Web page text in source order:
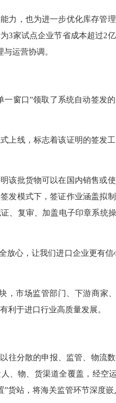
，也为进一步优化库存管
家试点企业节省成本超过2
运营协调。
口”领取了系统自动签发
线，标志着该证明的签发
批货物可以在国内销售或
发模式下，签证作业涵盖拟
、复审、加盖电子印章系统
心，让我们进口企业更有信
市场监管部门、下游商家
利于进口行业高质量发展。
分散的申报、监管、物流
物、货渠道全覆盖，经空
货站，将海关监管环节深度